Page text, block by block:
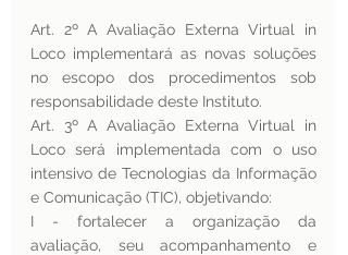
Art. 2º A Avaliação Externa Virtual in
Loco implementará as novas soluções
no escopo dos procedimentos sob
responsabilidade deste Instituto.
Art. 3º A Avaliação Externa Virtual in
Loco será implementada com o uso
intensivo de Tecnologias da Informação
e Comunicação (TIC), objetivando:
I - fortalecer a organização da
avaliação, seu acompanhamento e